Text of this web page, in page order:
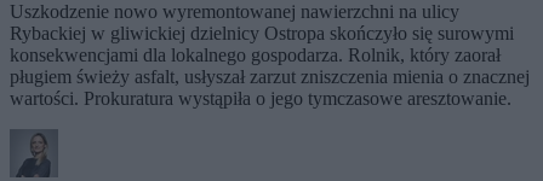
Uszkodzenie nowo wyremontowanej nawierzchni na ulicy
Rybackiej w gliwickiej dzielnicy Ostropa skończyło się surowymi
konsekwencjami dla lokalnego gospodarza. Rolnik, który zaorał
pługiem świeży asfalt, usłyszał zarzut zniszczenia mienia o znacznej
wartości. Prokuratura wystąpiła o jego tymczasowe aresztowanie.